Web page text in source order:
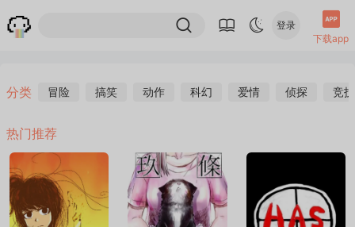
登录
下载app
分类 冒险 搞笑 动作 科幻 爱情 侦探 竞技
热门推荐